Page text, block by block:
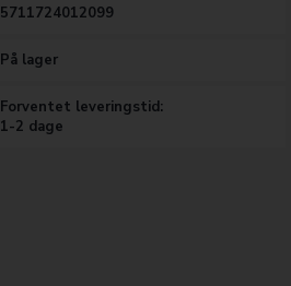
5711724012099
På lager
Forventet leveringstid:
1-2 dage